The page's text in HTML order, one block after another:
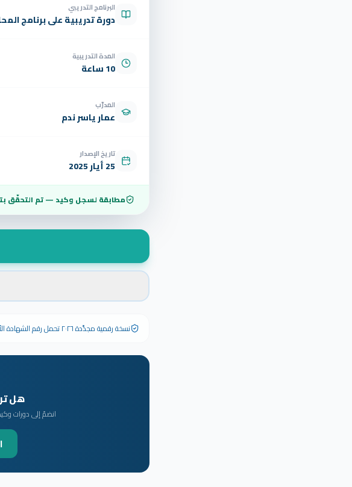
البرنامج التدريبي
دورة تدريبية على برنامج
المدة التدريبية
10 ساعة
المدرّب
عمار ياسر ندم
تاريخ الإصدار
25 أيار 2025
مطابقة لسجل وكيد — تم التحقّق
نسخة رقمية مجدَّدة ٢٠٢٦ تحمل رقم الشهادة الأصلي وبياناته كاملة — الشهادة الورقية الأصلية تبقى سارية المفعول.
هل
انضمّ إلى دورات